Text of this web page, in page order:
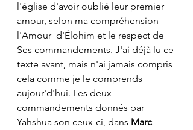
l'église d'avoir oublié leur premier
amour, selon ma compréhension
l'Amour  d'Élohim et le respect de
Ses commandements. J'ai déjà lu ce
texte avant, mais n'ai jamais compris
cela comme je le comprends
aujour'd'hui. Les deux
commandements donnés par
Yahshua son ceux-ci, dans Marc